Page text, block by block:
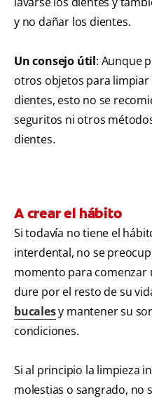
y no dañar los dientes.
Un consejo útil: Aunque
otros objetos para limpiar
dientes, esto no se
seguritos ni otros
dientes.
A crear el hábito
Si todavía no tiene el
interdental, no se
momento para comenzar
dure por el resto de su
bucalesy mantener su
condiciones.
Si al principio la limpieza
molestias o sangrado, no